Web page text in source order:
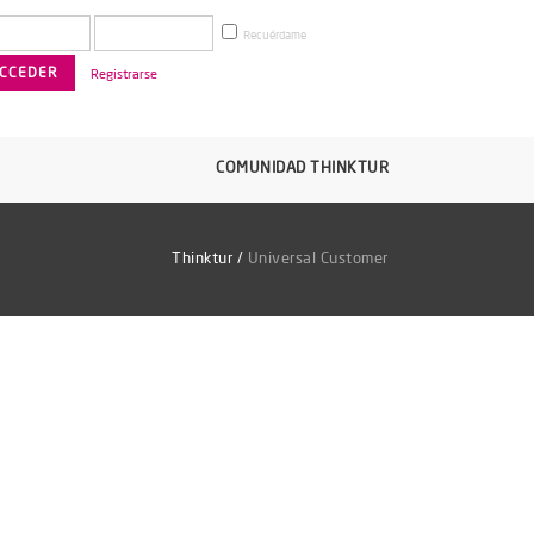
Recuérdame
Registrarse
COMUNIDAD THINKTUR
Thinktur / Universal Customer